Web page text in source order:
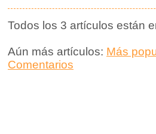
Todos los 3 artículos están
Aún más artículos: Más
Comentarios